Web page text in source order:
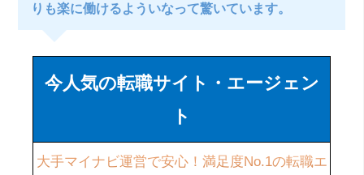
りも楽に働けるよういなって驚いています。
今人気の転職サイト・エージェン
ト
大手マイナビ運営で安心！満足度No.1の転職エ